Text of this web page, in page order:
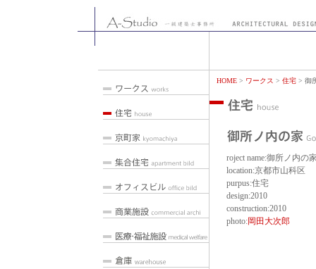
HOME > ワークス > 住宅 > 御
roject name:御所ノ内の
location:京都市山科区
purpus:住宅
design:2010
construction:2010
photo:岡田大次郎